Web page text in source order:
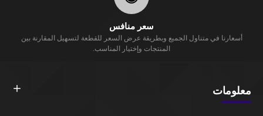
سعر منافس
أسعارنا في متناول الجميع وبطريقة عرض السعر للقطعة لتسهيل المقارنة بين
المنتجات وإختيار المناسب.
معلومات